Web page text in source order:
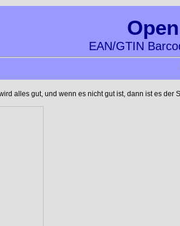
EAN/GTIN
alles gut, und wenn es nicht gut ist, dann ist es der